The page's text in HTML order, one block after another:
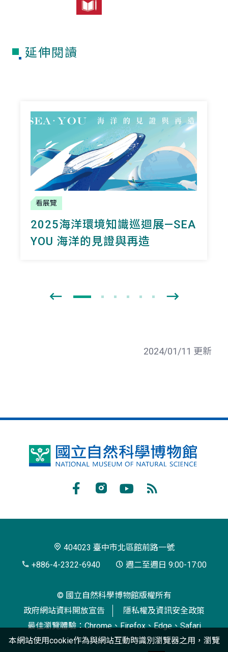
延伸閱讀
看展覽
2025海洋環境知識巡迴展—SEA
YOU 海洋的見證與再造
2024/01/11 更新
國
博
閱
404023 臺中市北區館前路一號
+886-4-2322-6940
週二至週日 9:00-17:00
© 國立自然科學博物館版權所有
政府網站資料開放宣告
隱私權及資訊安全政策
最佳瀏覽體驗：Chrome、Firefox、Edge、Safari
本網站使用cookie作為與網站互動時識別瀏覽器之用，瀏覽